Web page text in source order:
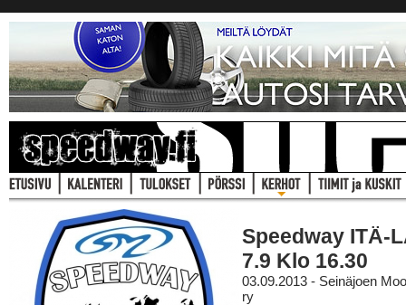
Speedway ITÄ-
7.9 Klo 16.30
03.09.2013 - Seinäjoen
ry